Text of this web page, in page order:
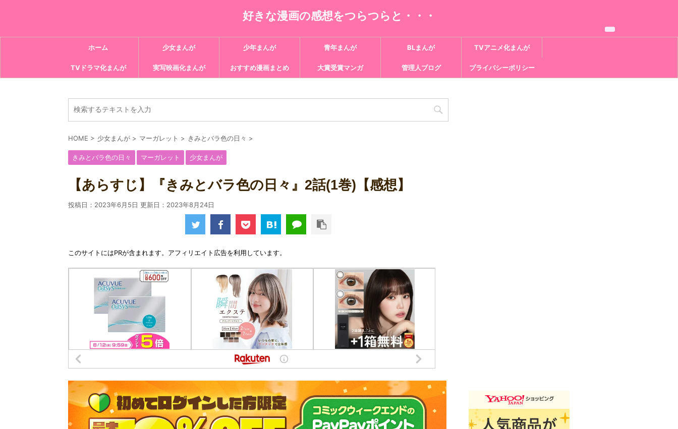
好きな漫画の感想をつらつらと・・・
ホーム 少女まんが 少年まんが 青年まんが BLまんが TVアニメ化まんが
TVドラマ化まんが 実写映画化まんが おすすめ漫画まとめ 大賞受賞マンガ 管理人ブログ プライバシーポリシー
HOME > 少女まんが > マーガレット > きみとバラ色の日々 >
きみとバラ色の日々 マーガレット 少女まんが
【あらすじ】『きみとバラ色の日々』2話(1巻)【感想】
投稿日：2023年6月5日 更新日： 2023年8月24日
このサイトにはPRが含まれます。アフィリエイト広告を利用しています。